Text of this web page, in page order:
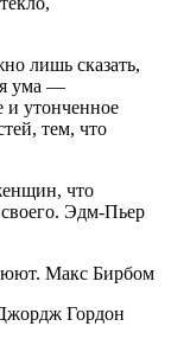
лишь сказать,
ума —
и утонченное
тем, что
что
Эдм-Пьер
Макс Бирбом
Гордон